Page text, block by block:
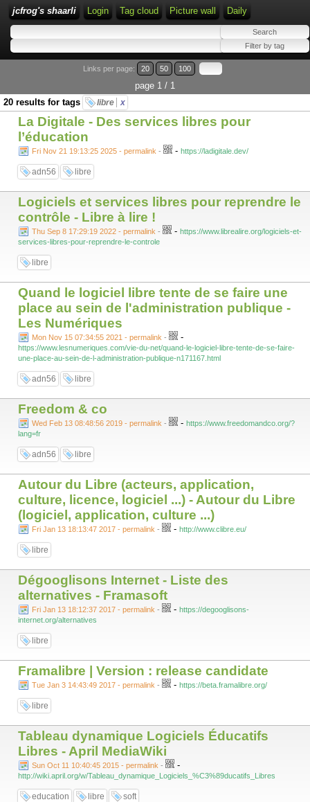
jcfrog's shaarli Login Tag cloud Picture wall Daily
Links per page: 20 50 100
page 1 / 1
20 results for tags
libre x
La Digitale - Des services libres pour
l’éducation
Fri Nov 21 19:13:25 2025 - permalink - - https://ladigitale.dev/
adn56 libre
Logiciels et services libres pour reprendre le
contrôle - Libre à lire !
Thu Sep 8 17:29:19 2022 - permalink - - https://www.librealire.org/logiciels-et-
services-libres-pour-reprendre-le-controle
libre
Quand le logiciel libre tente de se faire une
place au sein de l'administration publique -
Les Numériques
Mon Nov 15 07:34:55 2021 - permalink - -
https://www.lesnumeriques.com/vie-du-net/quand-le-logiciel-libre-tente-de-se-faire-
une-place-au-sein-de-l-administration-publique-n171167.html
adn56 libre
Freedom & co
Wed Feb 13 08:48:56 2019 - permalink - - https://www.freedomandco.org/?
lang=fr
adn56 libre
Autour du Libre (acteurs, application,
culture, licence, logiciel ...) - Autour du Libre
(logiciel, application, culture ...)
Fri Jan 13 18:13:47 2017 - permalink - - http://www.clibre.eu/
libre
Dégooglisons Internet - Liste des
alternatives - Framasoft
Fri Jan 13 18:12:37 2017 - permalink - - https://degooglisons-
internet.org/alternatives
libre
Framalibre | Version : release candidate
Tue Jan 3 14:43:49 2017 - permalink - - https://beta.framalibre.org/
libre
Tableau dynamique Logiciels Éducatifs
Libres - April MediaWiki
Sun Oct 11 10:40:45 2015 - permalink - -
http://wiki.april.org/w/Tableau_dynamique_Logiciels_%C3%89ducatifs_Libres
education libre soft